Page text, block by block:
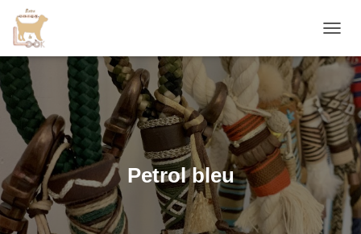
É
I
E
R
L
A
N
A
V
Petrol bleu